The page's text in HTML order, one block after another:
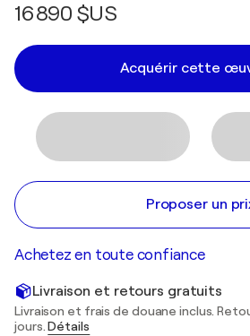
16 890 $US
Acquérir cette
Proposer un
Achetez en toute confiance
Livraison et retours gratuits
Livraison et frais de douane inclus.
jours.Détails